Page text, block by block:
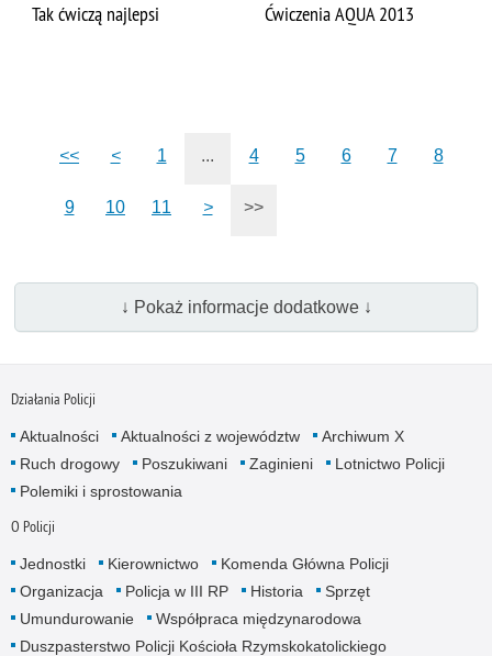
Tak ćwiczą najlepsi Ćwiczenia AQUA 2013
<< < 1 ... 4 5 6 7 8
9 10 11 > >>
↓ Pokaż informacje dodatkowe ↓
Działania Policji
Aktualności Aktualności z województw
Archiwum X
Ruch drogowy
Poszukiwani Zaginieni
Lotnictwo Policji
Polemiki i sprostowania
O Policji
Jednostki Kierownictwo
Komenda Główna Policji
Organizacja
Policja w III RP Historia
Sprzęt
Umundurowanie
Współpraca międzynarodowa
Duszpasterstwo Policji Kościoła Rzymskokatolickiego